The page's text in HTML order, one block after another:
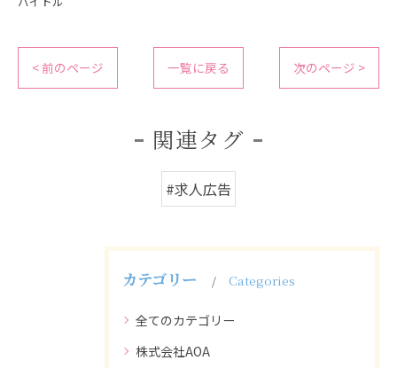
< 前のページ 一覧に戻る 次のページ >
関連タグ
#求人広告
カテゴリー Categories
全てのカテゴリー
株式会社AOA